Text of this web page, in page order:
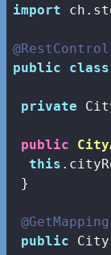
import
public
class
private
public
this
}
@GetMapping
public